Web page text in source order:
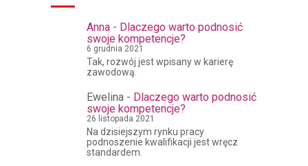
Anna - Dlaczego warto podnosić
swoje kompetencje?
6 grudnia 2021
Tak, rozwój jest wpisany w karierę
zawodową.
Ewelina - Dlaczego warto podnosić
swoje kompetencje?
26 listopada 2021
Na dzisiejszym rynku pracy
podnoszenie kwalifikacji jest wręcz
standardem.